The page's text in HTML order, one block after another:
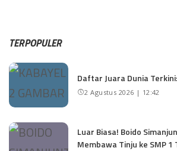
TERPOPULER
Daftar Juara Dunia Terkini:
2 Agustus 2026 | 12:42
Luar Biasa! Boido
Membawa Tinju ke SMP